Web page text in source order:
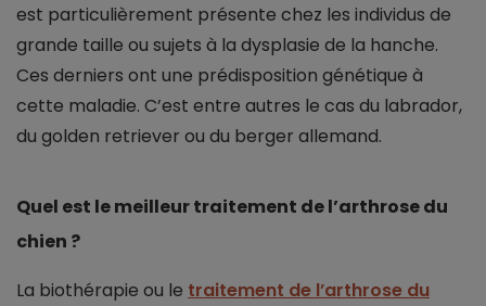
est particulièrement présente chez les individus de
grande taille ou sujets à la dysplasie de la hanche.
Ces derniers ont une prédisposition génétique à
cette maladie. C’est entre autres le cas du labrador,
du golden retriever ou du berger allemand.
Quel est le meilleur traitement de l’arthrose du
chien ?
La biothérapie ou le traitement de l’arthrose du